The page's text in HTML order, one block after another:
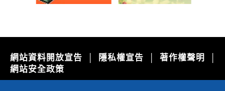
網站資料開放宣告 隱私權宣告 著作權聲明
網站安全政策